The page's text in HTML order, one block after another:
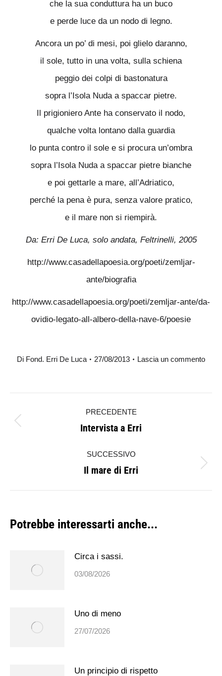
che la sua conduttura ha un buco
e perde luce da un nodo di legno.
Ancora un po’ di mesi, poi glielo daranno,
il sole, tutto in una volta, sulla schiena
peggio dei colpi di bastonatura
sopra l’Isola Nuda a spaccar pietre.
Il prigioniero Ante ha conservato il nodo,
qualche volta lontano dalla guardia
lo punta contro il sole e si procura un’ombra
sopra l’Isola Nuda a spaccar pietre bianche
e poi gettarle a mare, all’Adriatico,
perché la pena è pura, senza valore pratico,
e il mare non si riempirà.
Da: Erri De Luca, solo andata, Feltrinelli, 2005
http://www.casadellapoesia.org/poeti/zemljar-
ante/biografia
http://www.casadellapoesia.org/poeti/zemljar-ante/da-
ovidio-legato-all-albero-della-nave-6/poesie
Di Fond. Erri De Luca 27/08/2013 Lascia un commento
tra
PRECEDENTE
Post
Intervista a Erri
SUCCESSIVO
Prossimo
post:
Il mare di Erri
Potrebbe interessarti anche...
Circa i sassi.
03/08/2026
Uno di meno
27/07/2026
Un principio di rispetto